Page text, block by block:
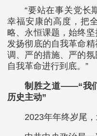
“要站在事关党长
幸福安康的高度，把
略、永恒课题，始终坚
发扬彻底的自我革命
调、严的措施、严的
自我革命进行到底。”
制胜之道——“我
历史主动”
2023年年终岁尾